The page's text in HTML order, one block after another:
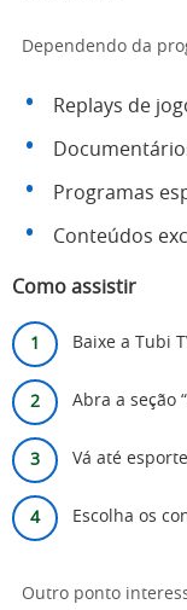
Dependendo da
Replays de
Programas
Conteúdos
Como assistir
Baixe a Tubi
Abra a seção
Vá até
Escolha os
Outro ponto